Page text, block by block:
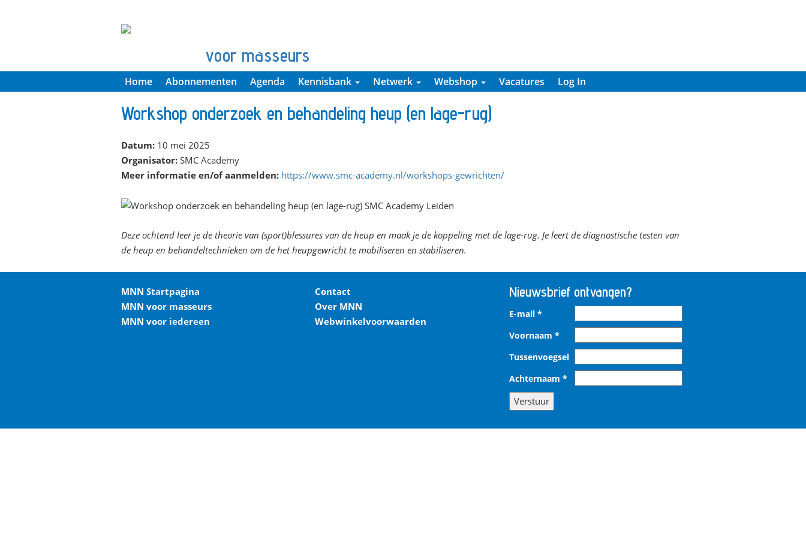
voor masseurs
Home Abonnementen Agenda Kennisbank Netwerk Webshop Vacatures Log In
Workshop onderzoek en behandeling heup (en lage-rug)
Datum: 10 mei 2025
Organisator: SMC Academy
Meer informatie en/of aanmelden: https://www.smc-academy.nl/workshops-gewrichten/
Deze ochtend leer je de theorie van (sport)blessures van de heup en maak je de koppeling met de lage-rug. Je leert de diagnostische testen van
de heup en behandeltechnieken om de het heupgewricht te mobiliseren en stabiliseren.
MNN Startpagina
MNN voor masseurs
MNN voor iedereen
Contact
Over MNN
Webwinkelvoorwaarden
Nieuwsbrief ontvangen?
E-mail *
Voornaam *
Tussenvoegsel
Achternaam *